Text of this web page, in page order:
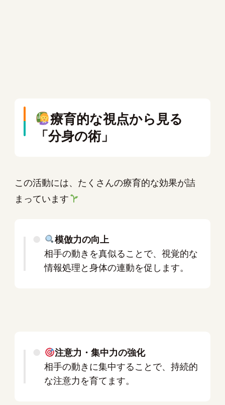
療育的な視点から見る
「分身の術」
この活動には、たくさんの療育的な効果が詰
まっています
模倣力の向上
相手の動きを真似ることで、視覚的な
情報処理と身体の連動を促します。
注意力・集中力の強化
相手の動きに集中することで、持続的
な注意力を育てます。